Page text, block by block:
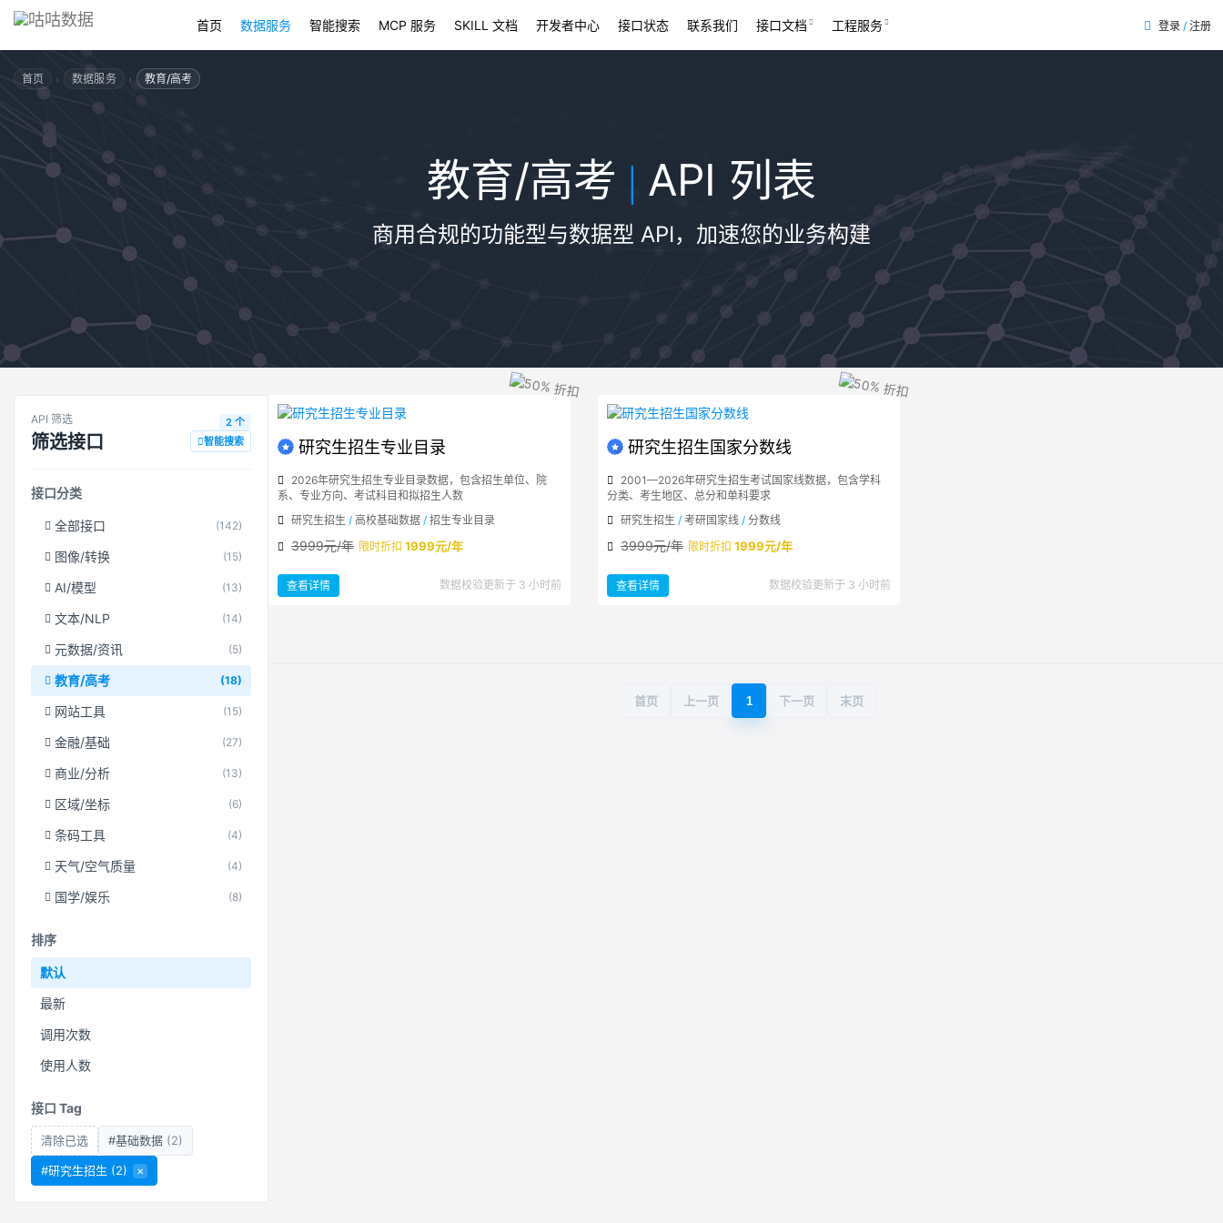
首页 数据服务 智能搜索 MCP 服务 SKILL 文档 开发者中心 接口状态 联系我们 接口文档 工程服务 登录 / 注册
首页 › 数据服务 › 教育/高考
教育/高考 | API 列表
商用合规的功能型与数据型 API，加速您的业务构建
API 筛选
筛选接口
2 个
智能搜索
接口分类
全部接口 (142)
图像/转换 (15)
AI/模型 (13)
文本/NLP (14)
元数据/资讯 (5)
教育/高考 (18)
网站工具 (15)
金融/基础 (27)
商业/分析 (13)
区域/坐标 (6)
条码工具 (4)
天气/空气质量 (4)
国学/娱乐 (8)
排序
默认
最新
调用次数
使用人数
接口 Tag
清除已选 #基础数据 (2)
#研究生招生 (2) ×
研究生招生专业目录
2026年研究生招生专业目录数据，包含招生单位、院
系、专业方向、考试科目和拟招生人数
研究生招生 / 高校基础数据 / 招生专业目录
3999元/年 限时折扣 1999元/年
查看详情
研
数据校验更新于 3 小时前
研究生招生国家分数线
2001—2026年研究生招生考试国家线数据，包含学科
分类、考生地区、总分和单科要求
研究生招生 / 考研国家线 / 分数线
3999元/年 限时折扣 1999元/年
查看详情
研
数据校验更新于 3 小时前
首页 上一页 1 下一页 末页